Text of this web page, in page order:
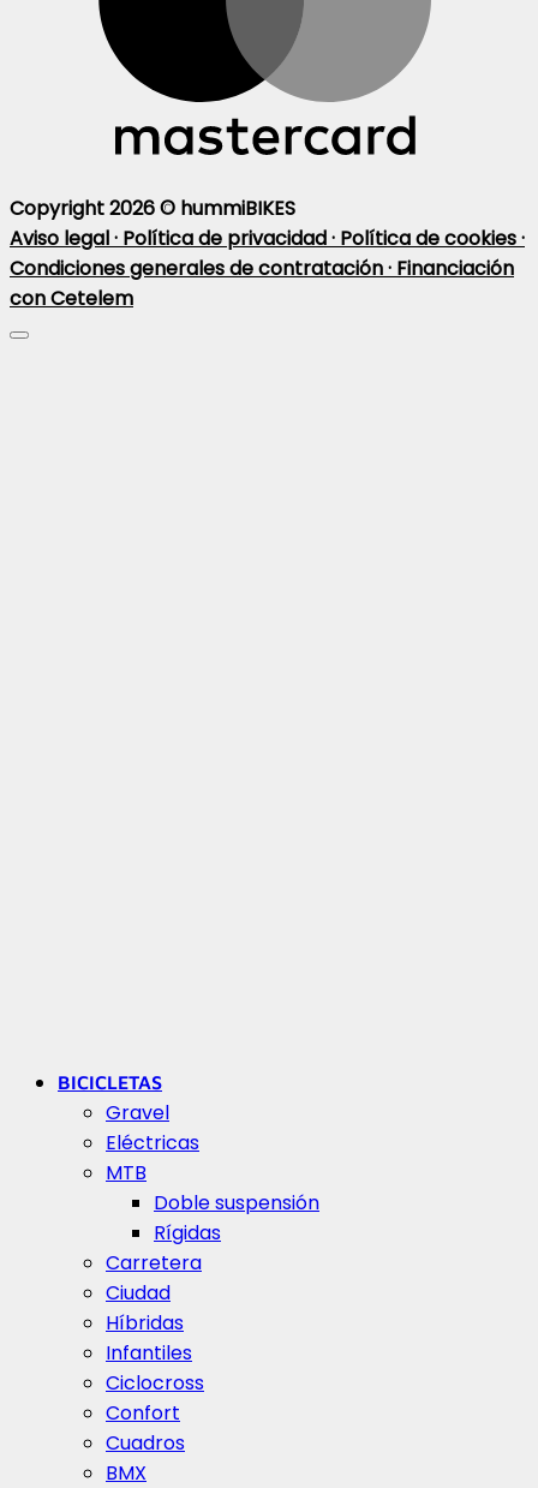
Copyright 2026 © hummiBIKES
Aviso legal · Política de privacidad · Política de cookies ·
Condiciones generales de contratación · Financiación
con Cetelem
BICICLETAS
Gravel
Eléctricas
MTB
Doble suspensión
Rígidas
Carretera
Ciudad
Híbridas
Infantiles
Ciclocross
Confort
Cuadros
BMX